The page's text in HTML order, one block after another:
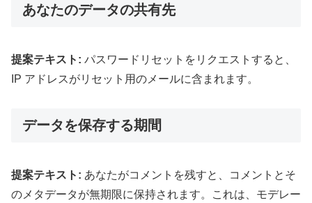
あなたのデータの共有先
提案テキスト: パスワードリセットをリクエストすると、
IP アドレスがリセット用のメールに含まれます。
データを保存する期間
提案テキスト: あなたがコメントを残すと、コメントとそ
のメタデータが無期限に保持されます。これは、モデレー